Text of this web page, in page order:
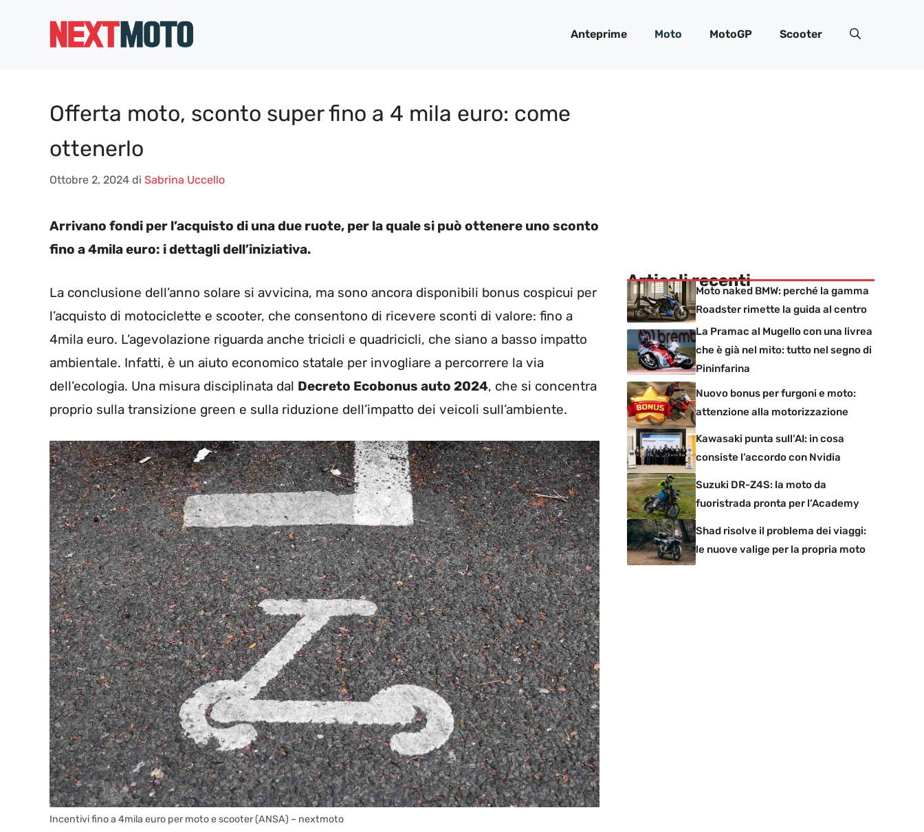
Anteprime Moto MotoGP Scooter
Offerta moto, sconto super fino a 4 mila euro: come
ottenerlo
Ottobre 2, 2024 di Sabrina Uccello
Arrivano fondi per l’acquisto di una due ruote, per la quale si può ottenere uno sconto
fino a 4mila euro: i dettagli dell’iniziativa.
La conclusione dell’anno solare si avvicina, ma sono ancora disponibili bonus cospicui per
l’acquisto di motociclette e scooter, che consentono di ricevere sconti di valore: fino a
4mila euro. L’agevolazione riguarda anche tricicli e quadricicli, che siano a basso impatto
ambientale. Infatti, è un aiuto economico statale per invogliare a percorrere la via
dell’ecologia. Una misura disciplinata dal Decreto Ecobonus auto 2024, che si concentra
proprio sulla transizione green e sulla riduzione dell’impatto dei veicoli sull’ambiente.
Incentivi fino a 4mila euro per moto e scooter (ANSA) – nextmoto
Articoli recenti
Moto naked BMW: perché la gamma
Roadster rimette la guida al centro
La Pramac al Mugello con una livrea
che è già nel mito: tutto nel segno di
Pininfarina
Nuovo bonus per furgoni e moto:
attenzione alla motorizzazione
Kawasaki punta sull’AI: in cosa
consiste l’accordo con Nvidia
Suzuki DR-Z4S: la moto da
fuoristrada pronta per l’Academy
Shad risolve il problema dei viaggi:
le nuove valige per la propria moto